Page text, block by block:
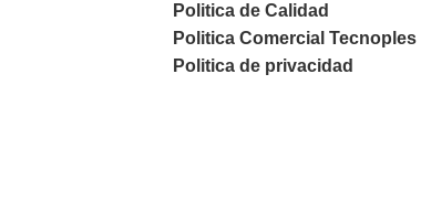
Politica de Calidad
Politica Comercial Tecnoples
Politica de privacidad